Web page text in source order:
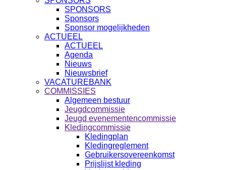
SPONSORS
Sponsors
Sponsor mogelijkheden
ACTUEEL
ACTUEEL
Agenda
Nieuws
Nieuwsbrief
VACATUREBANK
COMMISSIES
Algemeen bestuur
Jeugdcommissie
Jeugd evenementencommissie
Kledingcommissie
Kledingplan
Kledingreglement
Gebruikersovereenkomst
Prijslijst kleding